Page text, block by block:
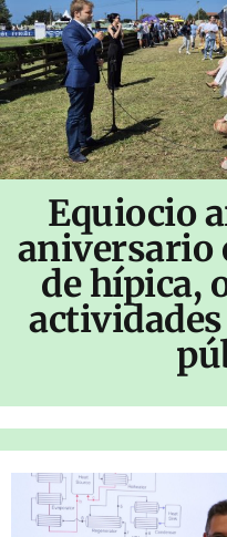
Equiocio
aniversario
de hípica,